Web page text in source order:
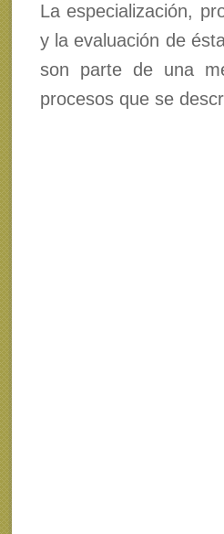
La especialización,
y la evaluación de
son parte de una
procesos que se